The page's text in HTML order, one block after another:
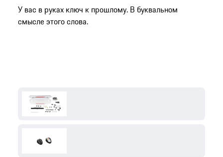
У вас в руках ключ к прошлому. В буквальном
смысле этого слова.